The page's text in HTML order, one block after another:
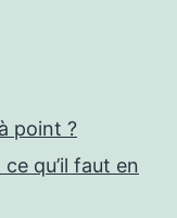
point ?
qu’il faut en